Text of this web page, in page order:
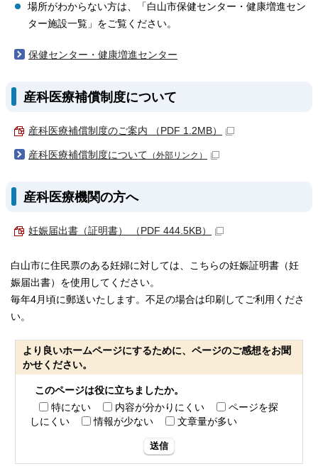
場所がわからない方は、「白山市保健センター・健康増進セン
ター施設一覧」をご覧ください。
保健センター・健康増進センター
産科医療補償制度について
産科医療補償制度のご案内 （PDF 1.2MB）
産科医療補償制度について （外部リンク）
産科医療機関の方へ
妊娠届出書（証明書） （PDF 444.5KB）
白山市に住民票のある妊婦に対しては、こちらの妊娠証明書（妊
娠届出書）を使用してください。
毎年4月頃に郵送いたします。不足の場合は印刷してご利用くださ
い。
より良いホームページにするために、ページのご感想をお聞
かせください。
このページは役に立ちましたか。
特にない
内容が分かりにくい
ページを探
しにくい
情報が少ない 文章量が多い
送信